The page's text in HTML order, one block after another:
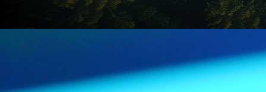
Promjene na vidiku za bh. reprezentativca: Pravi
TRANSFER nakon reprezentativne pauze